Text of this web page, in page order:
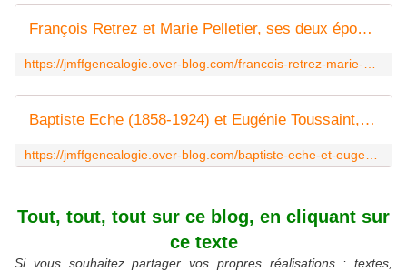
François Retrez et Marie Pelletier, ses deux épouses - DES ANCETRES ET DES ACTES
Baptiste Eche (1858-1924) et Eugénie Toussaint, ses deux épouses - DES ANCETRES ET DES ACTES
Tout, tout, tout sur ce blog, en cliquant sur
ce texte
Si vous souhaitez partager vos propres réalisations : textes,